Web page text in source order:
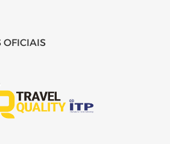
OFICIAIS